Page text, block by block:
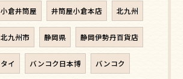
小倉井筒屋 井筒屋小倉本店 北九州
北九州市 静岡県 静岡伊勢丹百貨店
タイ バンコク日本博 バンコク